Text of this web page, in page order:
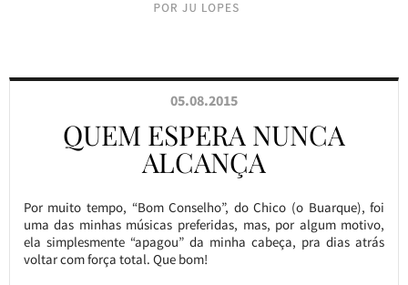
05.08.2015
QUEM ESPERA NUNCA
ALCANÇA
Por muito tempo, “Bom Conselho”, do Chico (o Buarque), foi
uma das minhas músicas preferidas, mas, por algum motivo,
ela simplesmente “apagou” da minha cabeça, pra dias atrás
voltar com força total. Que bom!